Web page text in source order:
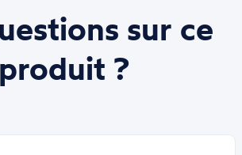
sur ce
produit ?